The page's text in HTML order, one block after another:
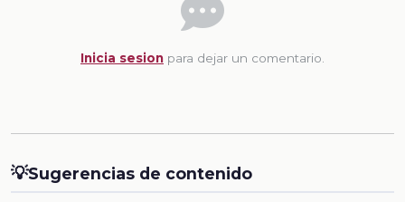
Inicia sesion para dejar un comentario.
💡Sugerencias de contenido